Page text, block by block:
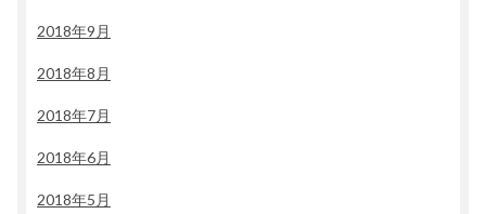
2018年9月
2018年8月
2018年7月
2018年6月
2018年5月